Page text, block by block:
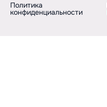
Политика
конфиденциальности